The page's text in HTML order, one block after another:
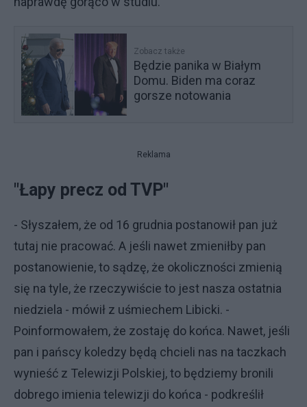
Zobacz także
Będzie panika w Białym
Domu. Biden ma coraz
gorsze notowania
Reklama
"Łapy precz od TVP"
- Słyszałem, że od 16 grudnia postanowił pan już
tutaj nie pracować. A jeśli nawet zmieniłby pan
postanowienie, to sądzę, że okoliczności zmienią
się na tyle, że rzeczywiście to jest nasza ostatnia
niedziela - mówił z uśmiechem Libicki. -
Poinformowałem, że zostaję do końca. Nawet, jeśli
pan i pańscy koledzy będą chcieli nas na taczkach
wynieść z Telewizji Polskiej, to będziemy bronili
dobrego imienia telewizji do końca - podkreślił